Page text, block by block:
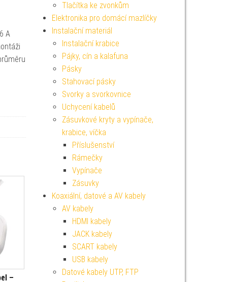
A
–
Tlačítka ke zvonkům
Elektronika pro domácí mazlíčky
Instalační materiál
Instalační krabice
Pájky, cín a kalafuna
Pásky
Stahovací pásky
Svorky a svorkovnice
Uchycení kabelů
Zásuvkové kryty a vypínače,
krabice, víčka
Příslušenství
Rámečky
Vypínače
Zásuvky
Koaxiální, datové a AV kabely
AV kabely
HDMI kabely
JACK kabely
SCART kabely
USB kabely
Datové kabely UTP, FTP